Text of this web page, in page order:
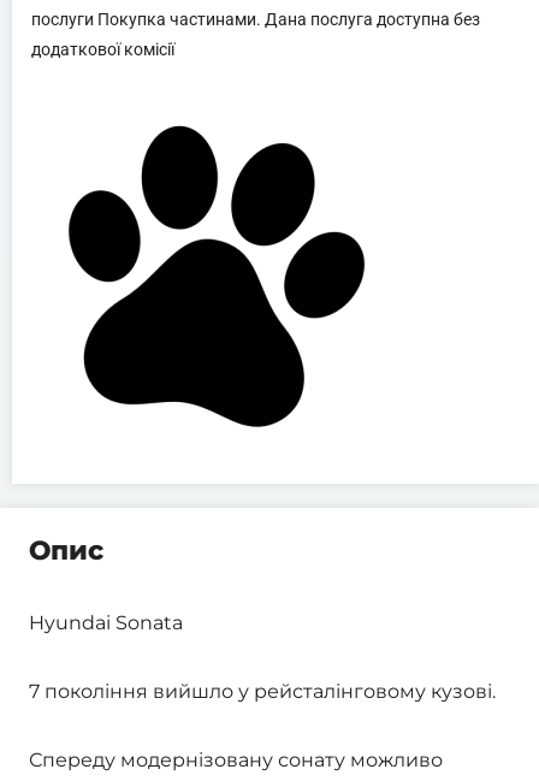
послуги Покупка частинами. Дана послуга доступна без
додаткової комісії
Опис
Hyundai Sonata
7 покоління вийшло у рейсталінговому кузові.
Спереду модернізовану сонату можливо